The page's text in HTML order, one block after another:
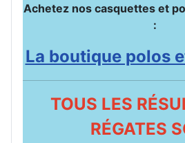
Achetez nos casquettes et
:
La boutique polos
TOUS LES
RÉGATES